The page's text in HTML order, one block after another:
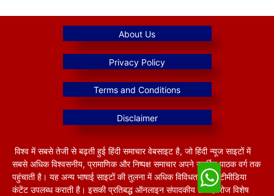
विश्व में सबसे तेजी से बढ़ती हुई हिंदी समाचार वेबसाइट है, जो हिंदी न्यूज साइटों में
सबसे अधिक विश्वसनीय, प्रामाणिक और निष्पक्ष समाचार अपने समर्पित पाठक वर्ग तक
पहुंचाती है। यह अन्य भाषाई साइटों की तुलना में अधिक विविधतापूर्ण मल्टीमीडिया
कंटेंट उपलब्ध कराती है। इसकी प्रतिबद्ध ऑनलाइन संपादकीय टीम हररोज विशेष